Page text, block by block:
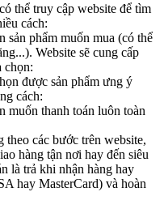
thể truy cập website để tìm
cách:
sản phẩm muốn mua (có thể
Website sẽ cung cấp
chọn:
được sản phẩm ưng ý
cách:
thanh toán luôn toàn
các bước trên website,
hàng tận nơi hay đến siêu
là trả khi nhận hàng hay
hay MasterCard) và hoàn